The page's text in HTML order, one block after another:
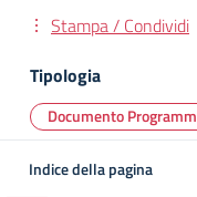
Stampa / Condividi
Tipologia
Documento
Indice della pagina